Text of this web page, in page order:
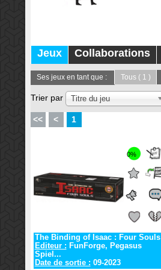
Jeux Collaborations
Ses jeux en tant que : Tous( 1 )
Trier par Titre du jeu
<< < 1
0%
The Binding of Isaac : Four Souls
Editeur : FunForge, Pegasus
Spiel...
Date de sortie : 09-2023